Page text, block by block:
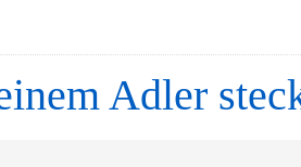
Adler steckt